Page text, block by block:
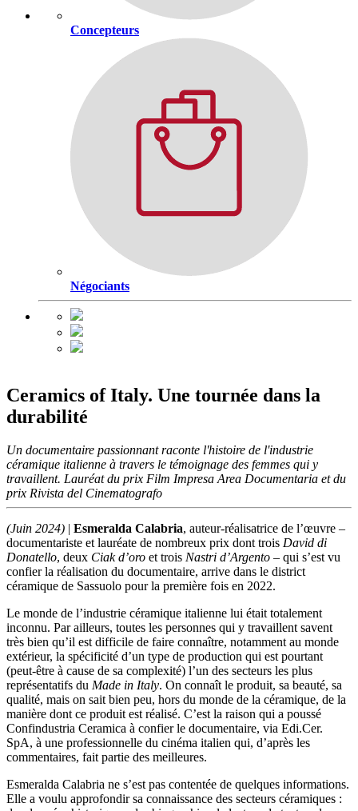
Concepteurs
Négociants
Ceramics of Italy. Une tournée dans la
durabilité
Un documentaire passionnant raconte l'histoire de l'industrie
céramique italienne à travers le témoignage des femmes qui y
travaillent. Lauréat du prix Film Impresa Area Documentaria et du
prix Rivista del Cinematografo
(Juin 2024) | Esmeralda Calabria, auteur-réalisatrice de l’œuvre –
documentariste et lauréate de nombreux prix dont trois David di
Donatello, deux Ciak d’oro et trois Nastri d’Argento – qui s’est vu
confier la réalisation du documentaire, arrive dans le district
céramique de Sassuolo pour la première fois en 2022.
Le monde de l’industrie céramique italienne lui était totalement
inconnu. Par ailleurs, toutes les personnes qui y travaillent savent
très bien qu’il est difficile de faire connaître, notamment au monde
extérieur, la spécificité d’un type de production qui est pourtant
(peut-être à cause de sa complexité) l’un des secteurs les plus
représentatifs du Made in Italy. On connaît le produit, sa beauté, sa
qualité, mais on sait bien peu, hors du monde de la céramique, de la
manière dont ce produit est réalisé. C’est la raison qui a poussé
Confindustria Ceramica à confier le documentaire, via Edi.Cer.
SpA, à une professionnelle du cinéma italien qui, d’après les
commentaires, fait partie des meilleures.
Esmeralda Calabria ne s’est pas contentée de quelques informations.
Elle a voulu approfondir sa connaissance des secteurs céramiques :